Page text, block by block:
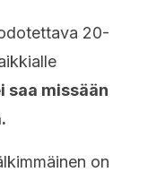
20-
saa missään
on